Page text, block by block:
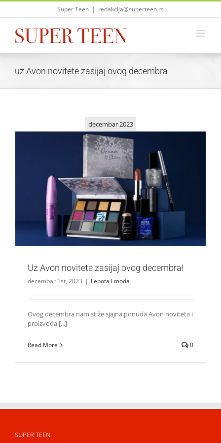
Skip
Super Teen | redakcija@superteen.rs
uz Avon novitete zasijaj ovog decembra
decembar 2023
Uz Avon novitete zasijaj ovog decembra!
Lepota i moda
Uz Avon novitete zasijaj ovog decembra!
decembar 1st, 2023 | Lepota i moda
Ovog decembra nam stiže sjajna ponuda Avon noviteta i
proizvoda [...]
Read More 0
SUPER TEEN